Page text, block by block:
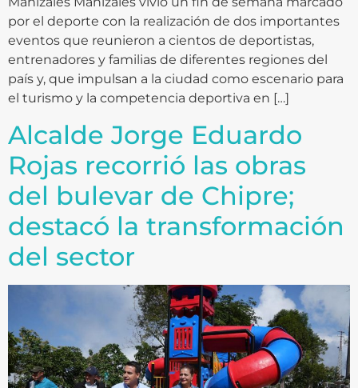
por el deporte con la realización de dos importantes
eventos que reunieron a cientos de deportistas,
entrenadores y familias de diferentes regiones del
país y, que impulsan a la ciudad como escenario para
el turismo y la competencia deportiva en […]
Alcalde Jorge Eduardo
Rojas recorrió las obras
del bulevar de Chipre;
destacó la transformación
del sector